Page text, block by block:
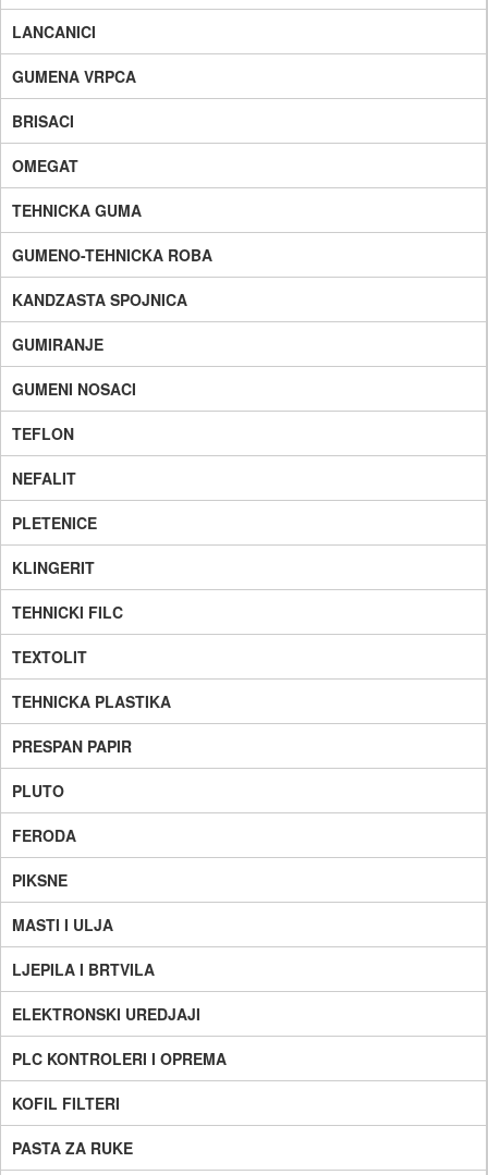
LANCANICI
GUMENA VRPCA
BRISACI
OMEGAT
TEHNICKA GUMA
GUMENO-TEHNICKA ROBA
KANDZASTA SPOJNICA
GUMIRANJE
GUMENI NOSACI
TEFLON
NEFALIT
PLETENICE
KLINGERIT
TEHNICKI FILC
TEXTOLIT
TEHNICKA PLASTIKA
PRESPAN PAPIR
PLUTO
FERODA
PIKSNE
MASTI I ULJA
LJEPILA I BRTVILA
ELEKTRONSKI UREDJAJI
PLC KONTROLERI I OPREMA
KOFIL FILTERI
PASTA ZA RUKE